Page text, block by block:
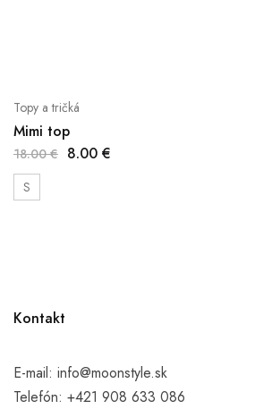
Topy a tričká
Mimi top
18.00€ 8.00 €
S
Kontakt
E-mail: info@moonstyle.sk
Telefón: +421 908 633 086